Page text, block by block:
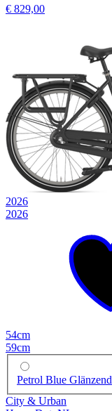
€ 829,00
2026
2026
54cm
59cm
Petrol Blue Glänzend
City & Urban